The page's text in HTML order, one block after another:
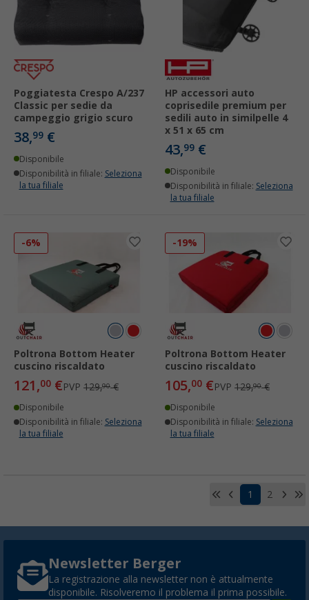
Poggiatesta Crespo A/237
Classic per sedie da
campeggio grigio scuro
38,99 €
Disponibile
Disponibilità in filiale: Seleziona
la tua filiale
HP accessori auto
coprisedile premium per
sedili auto in similpelle 4
x 51 x 65 cm
43,99 €
Disponibile
Disponibilità in filiale: Seleziona
la tua filiale
-6%
Poltrona Bottom Heater
cuscino riscaldato
121,00 €PVP 129,90€
Disponibile
Disponibilità in filiale: Seleziona
la tua filiale
-19%
Poltrona Bottom Heater
cuscino riscaldato
105,00 €PVP 129,90€
Disponibile
Disponibilità in filiale: Seleziona
la tua filiale
1 2
Newsletter Berger
La registrazione alla newsletter non è attualmente
disponibile. Risolveremo il problema il prima possibile.